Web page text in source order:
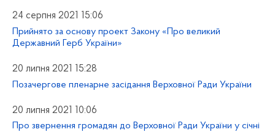
24 серпня 2021 15:06
Прийнято за основу проект Закону «Про великий
Державний Герб України»
20 липня 2021 15:28
Позачергове пленарне засідання Верховної Ради України
20 липня 2021 10:06
Про звернення громадян до Верховної Ради України у січні